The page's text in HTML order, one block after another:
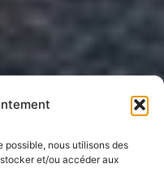
possible, nous utilisons des
et/ou accéder aux